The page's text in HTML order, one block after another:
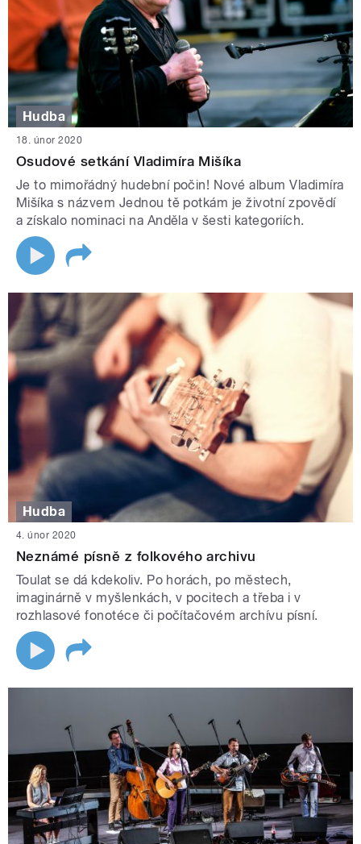
Hudba
18. únor 2020
Osudové setkání Vladimíra Mišíka
Je to mimořádný hudební počin! Nové album Vladimíra
Mišíka s názvem Jednou tě potkám je životní zpovědí
a získalo nominaci na Anděla v šesti kategoriích.
Hudba
4. únor 2020
Neznámé písně z folkového archivu
Toulat se dá kdekoliv. Po horách, po městech,
imaginárně v myšlenkách, v pocitech a třeba i v
rozhlasové fonotéce či počítačovém archívu písní.